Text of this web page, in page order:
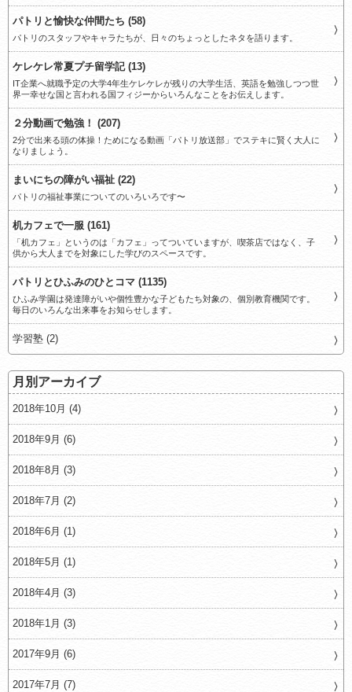
パトリと愉快な仲間たち (58)
パトリのスタッフやキャラたちが、日々のちょっとしたネタを語ります。
ケレケレ常夏プチ留学記 (13)
IT企業へ就職予定の大学4年生ケレケレが残りの大学生活、英語を勉強しつつ世
界一幸せな国と言われる国フィジーからいろんなことをお伝えします。
２分動画で勉強！ (207)
2分で出来る頭の体操！ためになる動画「パトリ放送部」でステキに賢く大人に
なりましょう。
まいにちの障がい福祉 (22)
パトリの福祉事業についてのいろいろです〜
机カフェで一服 (161)
「机カフェ」というのは「カフェ」ってついていますが、喫茶店ではなく、子
供から大人までを対象にした学びのスペースです。
パトリとひふみのひとコマ (1135)
ひふみ学園は発達障がいや個性豊かな子どもたち対象の、個別教育機関です。
毎日のいろんな出来事をお知らせします。
学習塾 (2)
月別アーカイブ
2018年10月 (4)
2018年9月 (6)
2018年8月 (3)
2018年7月 (2)
2018年6月 (1)
2018年5月 (1)
2018年4月 (3)
2018年1月 (3)
2017年9月 (6)
2017年7月 (7)